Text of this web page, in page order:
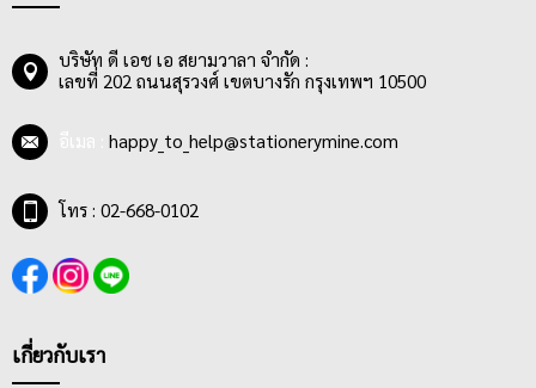
บริษัท ดี เอช เอ สยามวาลา จำกัด :
เลขที่ 202 ถนนสุรวงศ์ เขตบางรัก กรุงเทพฯ 10500
happy_to_help@stationerymine.com
โทร : 02-668-0102
เกี่ยวกับเรา